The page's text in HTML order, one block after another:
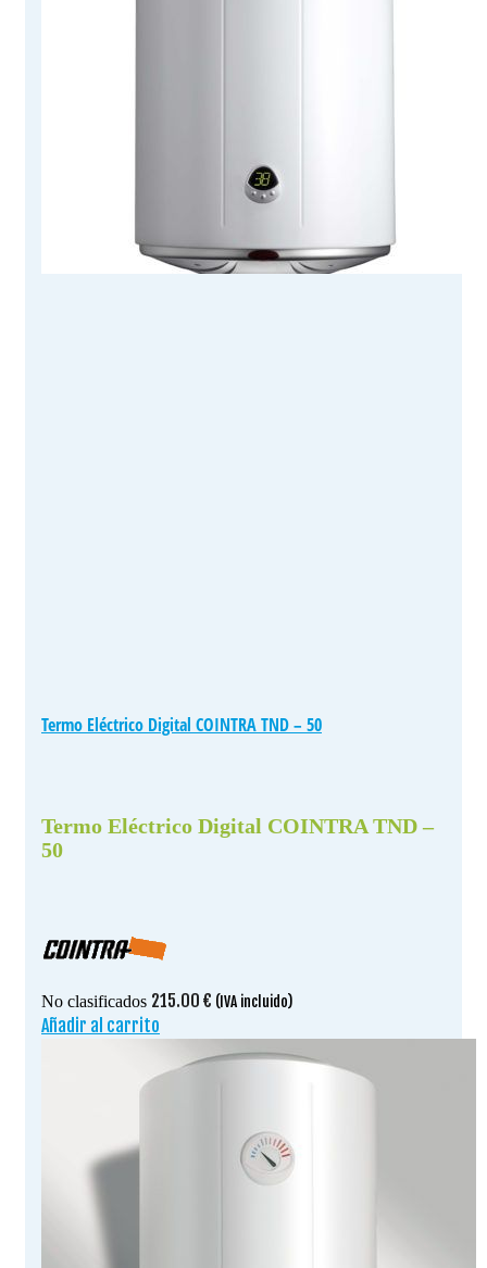
Termo Eléctrico Digital COINTRA TND – 50
Termo Eléctrico Digital COINTRA TND –
50
No clasificados 215.00 € (IVA incluido)
Añadir al carrito